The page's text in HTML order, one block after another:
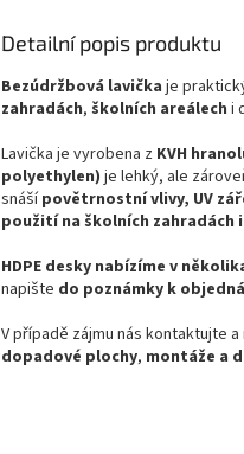
Detailní popis produktu
Bezúdržbová lavička je
zahradách, školních areálech i
Lavička je vyrobena z KVH
polyethylen) je lehký, ale
snášípovětrnostní vlivy, UV
použití na školních zahradách
HDPE desky nabízíme v
napište do poznámky k
V případě zájmu nás kontaktujte
dopadové plochy, montáže a